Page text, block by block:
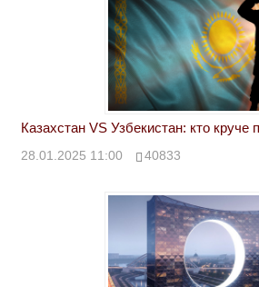
Казахстан VS Узбекистан: кто круче
28.01.2025 11:00 40833